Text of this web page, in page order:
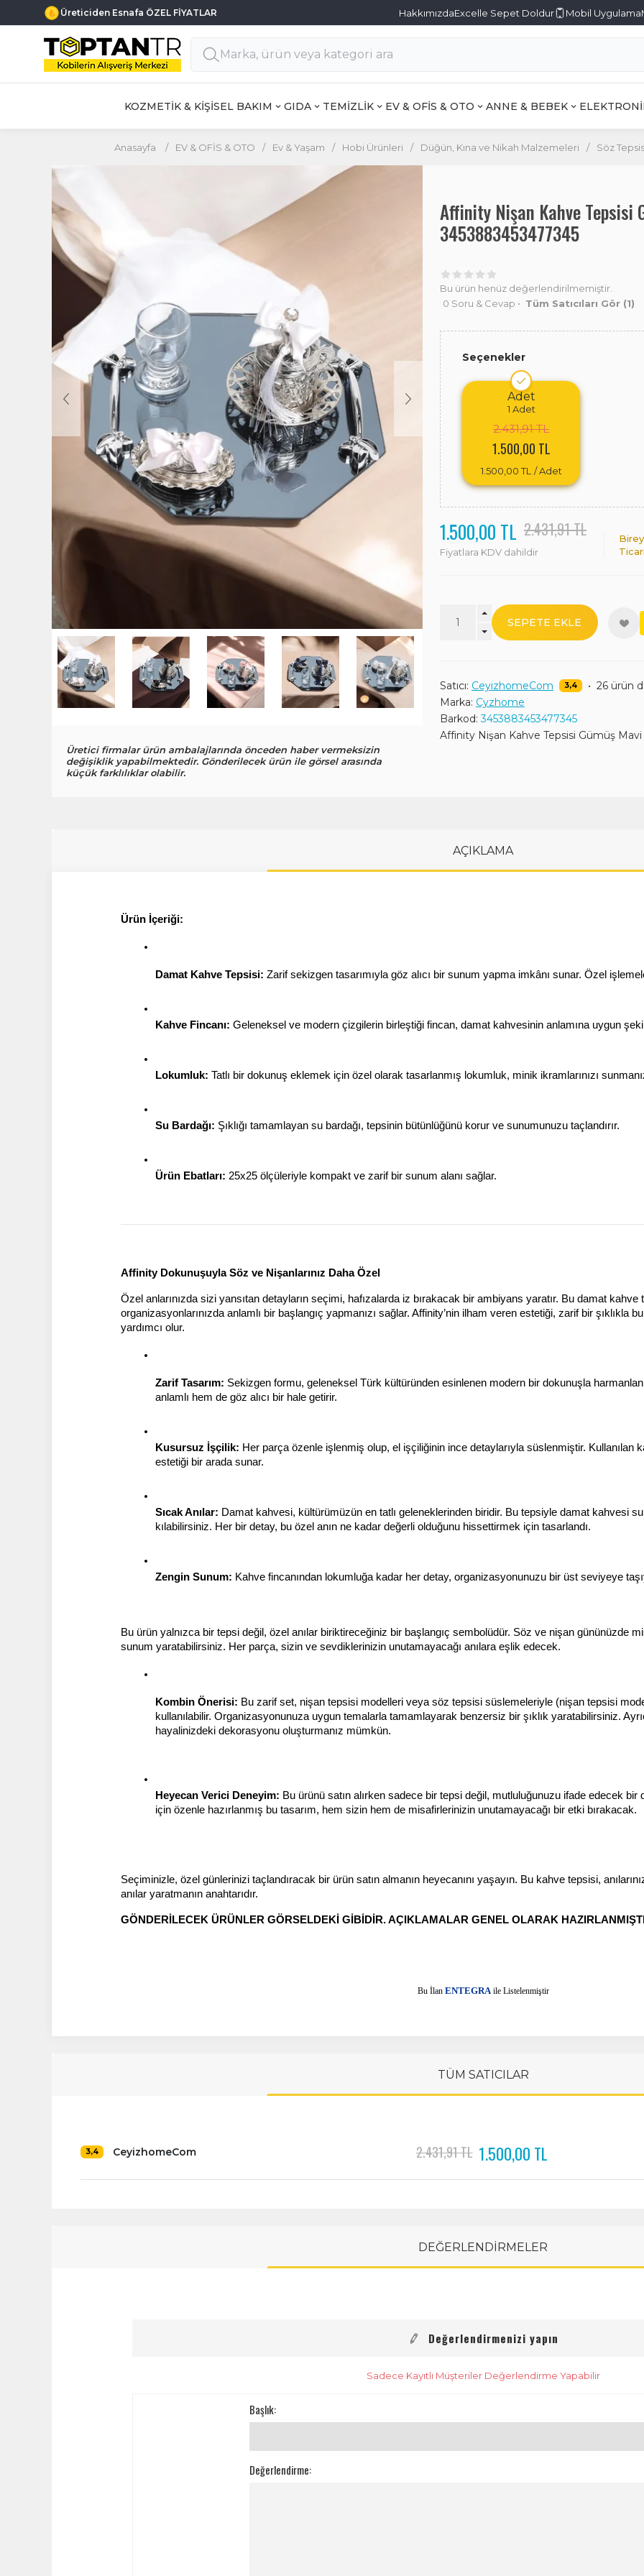
Üreticiden Esnafa ÖZEL FİYATLAR HakkımızdaExcelle Sepet Doldur Mobil Uygulama
KOZMETİK & KİŞİSEL BAKIM GIDA TEMİZLİK EV & OFİS & OTO ANNE & BEBEK
Anasayfa / EV & OFİS & OTO / Ev & Yaşam / Hobi Ürünleri / Düğün, Kına ve Nikah Malzemeleri / Söz
Üretici firmalar ürün ambalajlarında önceden haber vermeksizin
değişiklik yapabilmektedir. Gönderilecek ürün ile görsel arasında
küçük farklılıklar olabilir.
Affinity Nişan Kahve Tepsisi
3453883453477345
Bu ürün henüz değerlendirilmemiştir.
0 Soru & Cevap • Tüm Satıcıları Gör (1)
Seçenekler
Adet
1 Adet
2.431,91 TL
1.500,00 TL
1.500,00 TL / Adet
1.500,00 TL 2.431,91 TL
Fiyatlara KDV dahildir
SEPETE EKLE
Satıcı: CeyizhomeCom 3,4 • 26 ürün
Marka: Cyzhome
Barkod: 3453883453477345
Affinity Nişan Kahve Tepsisi Gümüş Mavi
AÇIKLAMA
Ürün İçeriği:
Damat Kahve Tepsisi: Zarif sekizgen tasarımıyla göz alıcı bir sunum yapma imkânı sunar. Özel
Kahve Fincanı: Geleneksel ve modern çizgilerin birleştiği fincan, damat kahvesinin anlamına uygun
Lokumluk: Tatlı bir dokunuş eklemek için özel olarak tasarlanmış lokumluk, minik ikramlarınızı
Su Bardağı: Şıklığı tamamlayan su bardağı, tepsinin bütünlüğünü korur ve sunumunuzu taçlandırır.
Ürün Ebatları: 25x25 ölçüleriyle kompakt ve zarif bir sunum alanı sağlar.
Affinity Dokunuşuyla Söz ve Nişanlarınız Daha Özel
Özel anlarınızda sizi yansıtan detayların seçimi, hafızalarda iz bırakacak bir ambiyans yaratır. Bu damat
organizasyonlarınızda anlamlı bir başlangıç yapmanızı sağlar. Affinity’nin ilham veren estetiği, zarif bir şıklıkla
yardımcı olur.
Zarif Tasarım: Sekizgen formu, geleneksel Türk kültüründen esinlenen modern bir dokunuşla
anlamlı hem de göz alıcı bir hale getirir.
Kusursuz İşçilik: Her parça özenle işlenmiş olup, el işçiliğinin ince detaylarıyla süslenmiştir. Kullanılan
estetiği bir arada sunar.
Sıcak Anılar: Damat kahvesi, kültürümüzün en tatlı geleneklerinden biridir. Bu tepsiyle damat kahvesi
kılabilirsiniz. Her bir detay, bu özel anın ne kadar değerli olduğunu hissettirmek için tasarlandı.
Zengin Sunum: Kahve fincanından lokumluğa kadar her detay, organizasyonunuzu bir üst seviyeye
Bu ürün yalnızca bir tepsi değil, özel anılar biriktireceğiniz bir başlangıç sembolüdür. Söz ve nişan gününüzde
sunum yaratabilirsiniz. Her parça, sizin ve sevdiklerinizin unutamayacağı anılara eşlik edecek.
Kombin Önerisi: Bu zarif set, nişan tepsisi modelleri veya söz tepsisi süslemeleriyle (nişan tepsisi
kullanılabilir. Organizasyonunuza uygun temalarla tamamlayarak benzersiz bir şıklık yaratabilirsiniz.
hayalinizdeki dekorasyonu oluşturmanız mümkün.
Heyecan Verici Deneyim: Bu ürünü satın alırken sadece bir tepsi değil, mutluluğunuzu ifade edecek
için özenle hazırlanmış bu tasarım, hem sizin hem de misafirlerinizin unutamayacağı bir etki bırakacak.
Seçiminizle, özel günlerinizi taçlandıracak bir ürün satın almanın heyecanını yaşayın. Bu kahve tepsisi,
anılar yaratmanın anahtarıdır.
GÖNDERİLECEK ÜRÜNLER GÖRSELDEKİ GİBİDİR. AÇIKLAMALAR GENEL OLARAK
Bu İlan ENTEGRAile Listelenmiştir
TÜM SATICILAR
3,4 CeyizhomeCom 2.431,91 TL 1.500,00 TL
DEĞERLENDİRMELER
Değerlendirmenizi yapın
Sadece Kayıtlı Müşteriler Değerlendirme Yapabilir
Başlık:
Değerlendirme: